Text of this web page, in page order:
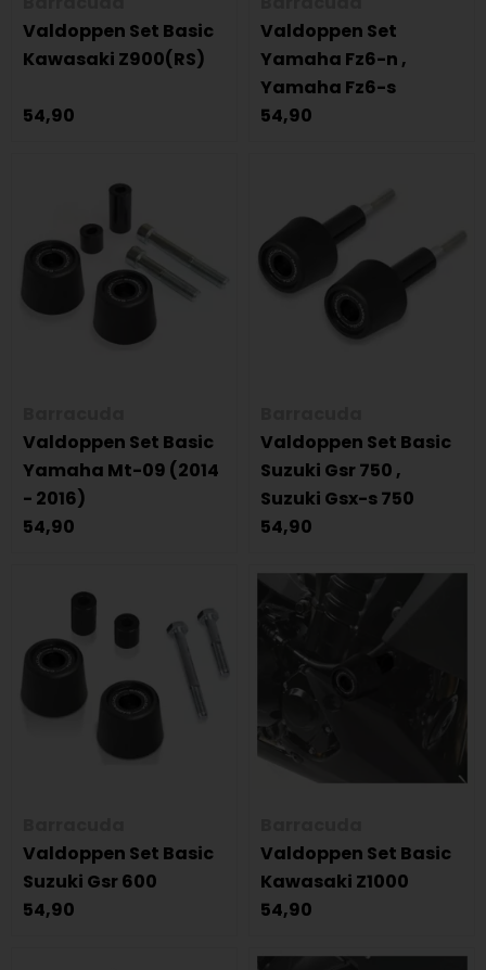
Valdoppen Set Basic
Kawasaki Z900(RS)
54,90
Valdoppen Set
Yamaha Fz6-n ,
Yamaha Fz6-s
54,90
Valdoppen Set Basic
Yamaha Mt-09 (2014
- 2016)
54,90
Valdoppen Set Basic
Suzuki Gsr 750 ,
Suzuki Gsx-s 750
54,90
Valdoppen Set Basic
Suzuki Gsr 600
54,90
Valdoppen Set Basic
Kawasaki Z1000
54,90